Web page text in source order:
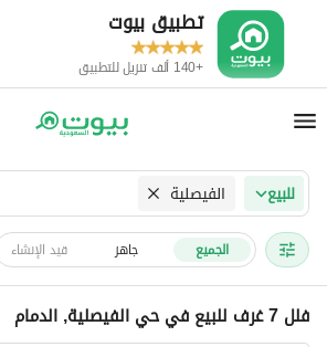
تطبيق بيوت
+140 ألف تنزيل للتطبيق
للبيع الفيصلية
الجميع جاهز قيد الإنشاء
فلل 7 غرف للبيع في حي الفيصلية, الدمام